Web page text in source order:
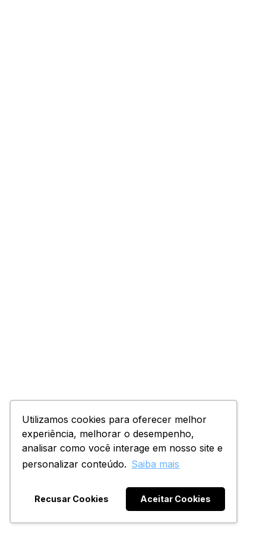
Utilizamos cookies para oferecer melhor
experiência, melhorar o desempenho,
analisar como você interage em nosso site e
personalizar conteúdo. Saiba mais
Recusar Cookies Aceitar Cookies